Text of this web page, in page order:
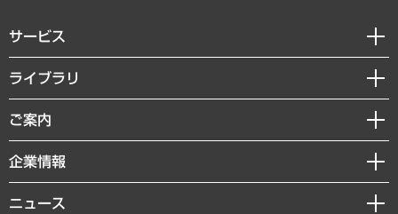
サービス
経営戦略
組織・人事戦略
デジタルイノベーション
共生・ダイバーシティ
ライブラリ
経済調査
レポート
コラム
ご案内
セミナー・イベント情報
MUFGビジネスセミナー
受託案件情報
企業情報
私たちの想い
ニュース